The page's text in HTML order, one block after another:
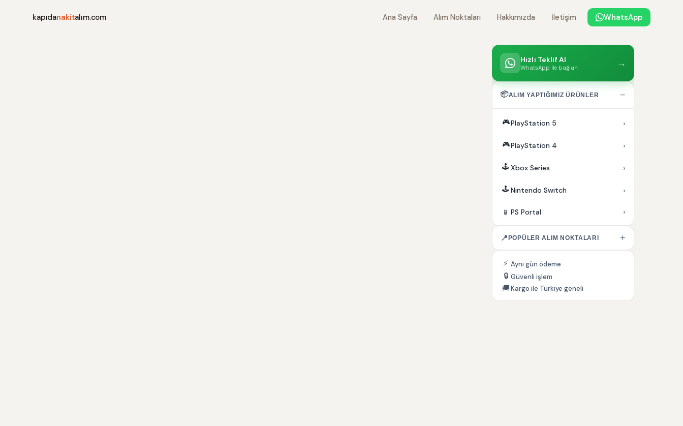
kapıdanakitalım.com Ana Sayfa Alım Noktaları Hakkımızda İletişim WhatsApp
Hızlı Teklif Al
WhatsApp ile bağlan →
📦ALIM YAPTIĞIMIZ ÜRÜNLER −
🎮PlayStation 5 ›
🎮PlayStation 4 ›
🕹️ Xbox Series ›
🕹️ Nintendo Switch ›
📱 PS Portal ›
📍 POPÜLER ALIM NOKTALARI +
⚡ Aynı gün ödeme
🔒 Güvenli işlem
🚚Kargo ile Türkiye geneli